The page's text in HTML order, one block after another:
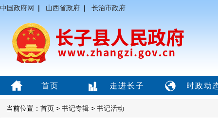
中国政府网 | 山西省政府 | 长治市政府
首页 走进长子 时政动
当前位置： 首页 > 书记专辑 > 书记活动